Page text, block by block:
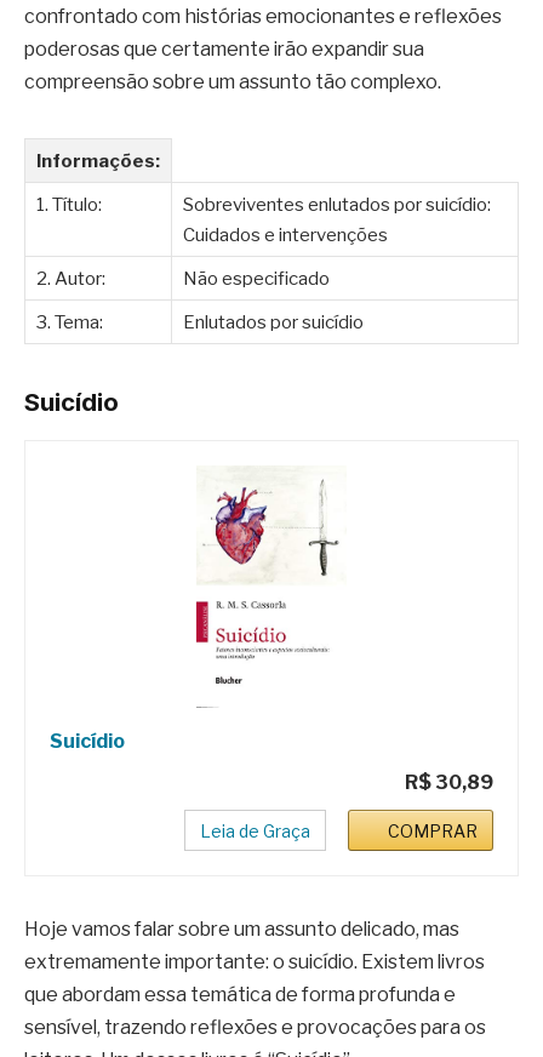
confrontado com histórias emocionantes e reflexões
poderosas que certamente irão expandir sua
compreensão sobre um assunto tão complexo.
Informações:
1. Título:
Sobreviventes enlutados por suicídio:
Cuidados e intervenções
2. Autor:
Não especificado
3. Tema:
Enlutados por suicídio
Suicídio
Suicídio
R$ 30,89
Leia de Graça COMPRAR
Hoje vamos falar sobre um assunto delicado, mas
extremamente importante: o suicídio. Existem livros
que abordam essa temática de forma profunda e
sensível, trazendo reflexões e provocações para os